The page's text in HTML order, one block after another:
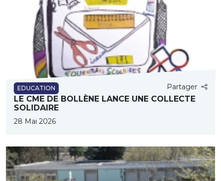
EDUCATION Partager
LE CME DE BOLLÈNE LANCE UNE COLLECTE
SOLIDAIRE
28 Mai 2026